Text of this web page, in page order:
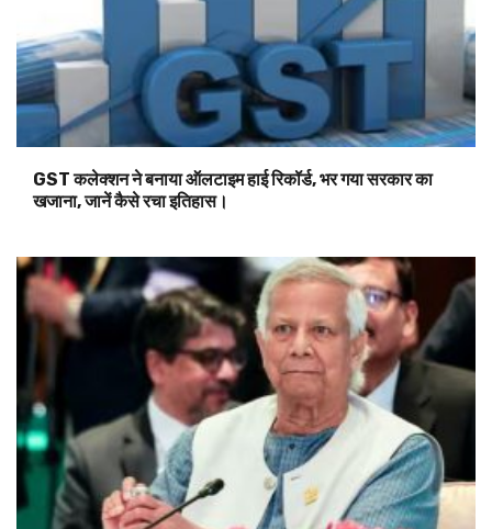
GST कलेक्शन ने बनाया ऑलटाइम हाई रिकॉर्ड, भर गया सरकार का
खजाना, जानें कैसे रचा इतिहास।